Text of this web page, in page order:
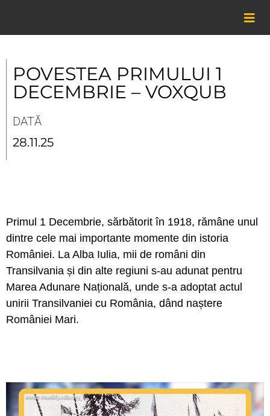
content
POVESTEA PRIMULUI 1
DECEMBRIE – VOXQUB
DATĂ
28.11.25
Primul 1 Decembrie, sărbătorit în 1918, rămâne unul
dintre cele mai importante momente din istoria
României. La Alba Iulia, mii de români din
Transilvania și din alte regiuni s-au adunat pentru
Marea Adunare Națională, unde s-a adoptat actul
unirii Transilvaniei cu România, dând naștere
României Mari.